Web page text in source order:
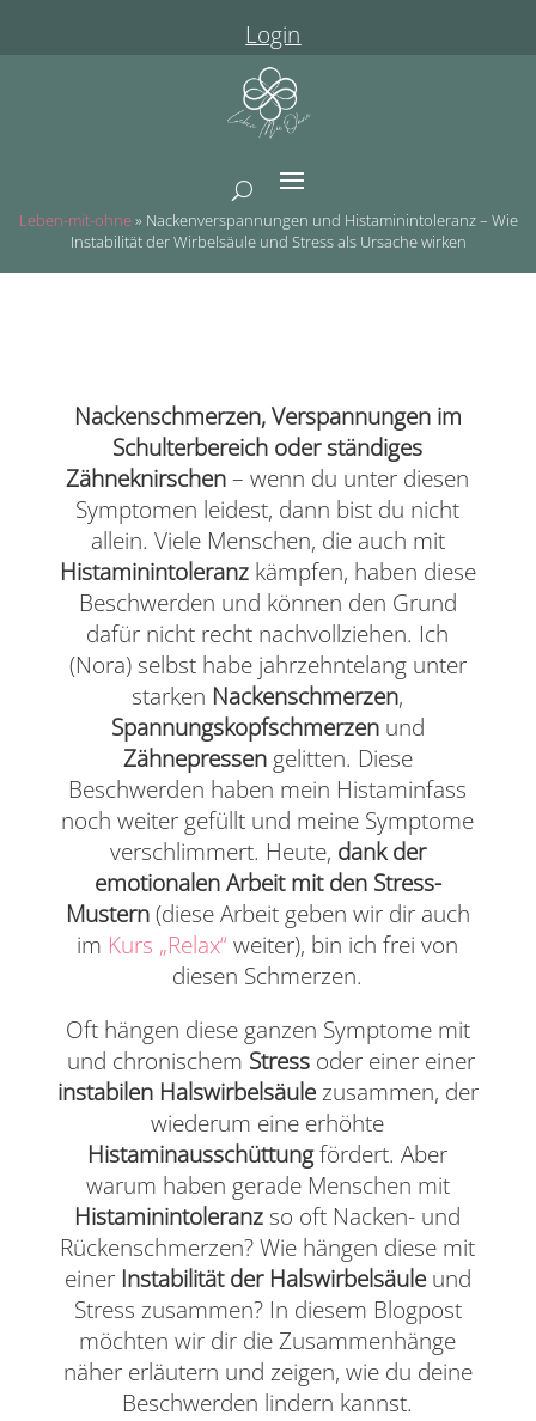
Login
Leben-mit-ohne» Nackenverspannungen und Histaminintoleranz – Wie
Instabilität der Wirbelsäule und Stress als Ursache wirken
Nackenschmerzen, Verspannungen im
Schulterbereich oder ständiges
Zähneknirschen– wenn du unter diesen
Symptomen leidest, dann bist du nicht
allein. Viele Menschen, die auch mit
Histaminintoleranzkämpfen, haben diese
Beschwerden und können den Grund
dafür nicht recht nachvollziehen. Ich
(Nora) selbst habe jahrzehntelang unter
starken Nackenschmerzen,
Spannungskopfschmerzenund
Zähnepressengelitten. Diese
Beschwerden haben mein Histaminfass
noch weiter gefüllt und meine Symptome
verschlimmert. Heute, dank der
emotionalen Arbeit mit den Stress-
Mustern(diese Arbeit geben wir dir auch
im Kurs „Relax“weiter), bin ich frei von
diesen Schmerzen.
Oft hängen diese ganzen Symptome mit
und chronischem Stressoder einer einer
instabilen Halswirbelsäulezusammen, der
wiederum eine erhöhte
Histaminausschüttungfördert. Aber
warum haben gerade Menschen mit
Histaminintoleranz so oft Nacken- und
Rückenschmerzen? Wie hängen diese mit
einer Instabilität der Halswirbelsäuleund
Stress zusammen? In diesem Blogpost
möchten wir dir die Zusammenhänge
näher erläutern und zeigen, wie du deine
Beschwerden lindern kannst.